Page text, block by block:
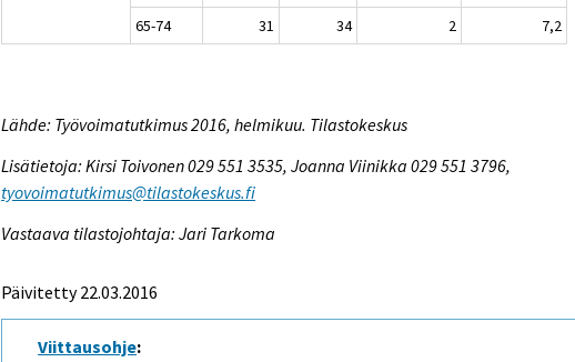
65-74
31 34 2 7,2
Lähde: Työvoimatutkimus 2016, helmikuu. Tilastokeskus
Lisätietoja: Kirsi Toivonen 029 551 3535, Joanna Viinikka 029 551 3796,
tyovoimatutkimus@tilastokeskus.fi
Vastaava tilastojohtaja: Jari Tarkoma
Päivitetty 22.03.2016
Viittausohje: